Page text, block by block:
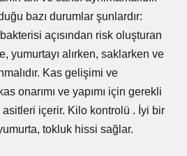
bazı durumlar şunlardır:
açısından risk oluşturan
yumurtayı alırken, saklarken ve
Kas gelişimi ve
onarımı ve yapımı için gerekli
içerir. Kilo kontrolü . İyi bir
tokluk hissi sağlar.